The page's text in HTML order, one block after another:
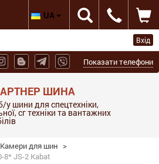
Вхід
Показати телефони
ШИНА
у шини для спецтехніки,
сг техніки та вантажних
UA
Камери для шин >
8* JS-2 Kabat